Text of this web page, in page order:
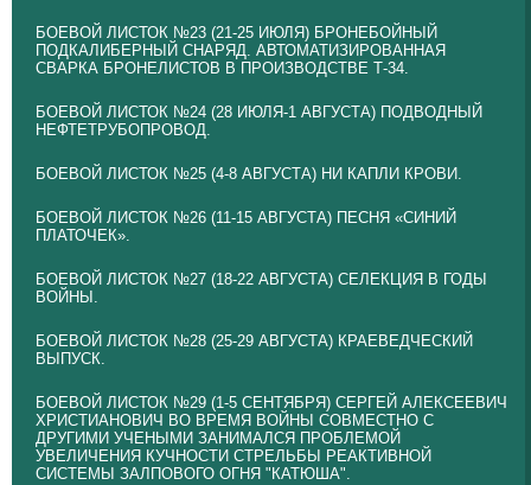
БОЕВОЙ ЛИСТОК №23 (21-25 ИЮЛЯ) БРОНЕБОЙНЫЙ
ПОДКАЛИБЕРНЫЙ СНАРЯД. АВТОМАТИЗИРОВАННАЯ
СВАРКА БРОНЕЛИСТОВ В ПРОИЗВОДСТВЕ Т-34.
БОЕВОЙ ЛИСТОК №24 (28 ИЮЛЯ-1 АВГУСТА) ПОДВОДНЫЙ
НЕФТЕТРУБОПРОВОД.
БОЕВОЙ ЛИСТОК №25 (4-8 АВГУСТА) НИ КАПЛИ КРОВИ.
БОЕВОЙ ЛИСТОК №26 (11-15 АВГУСТА) ПЕСНЯ «СИНИЙ
ПЛАТОЧЕК».
БОЕВОЙ ЛИСТОК №27 (18-22 АВГУСТА) СЕЛЕКЦИЯ В ГОДЫ
ВОЙНЫ.
БОЕВОЙ ЛИСТОК №28 (25-29 АВГУСТА) КРАЕВЕДЧЕСКИЙ
ВЫПУСК.
БОЕВОЙ ЛИСТОК №29 (1-5 СЕНТЯБРЯ) СЕРГЕЙ АЛЕКСЕЕВИЧ
ХРИСТИАНОВИЧ ВО ВРЕМЯ ВОЙНЫ СОВМЕСТНО С
ДРУГИМИ УЧЕНЫМИ ЗАНИМАЛСЯ ПРОБЛЕМОЙ
УВЕЛИЧЕНИЯ КУЧНОСТИ СТРЕЛЬБЫ РЕАКТИВНОЙ
СИСТЕМЫ ЗАЛПОВОГО ОГНЯ "КАТЮША".